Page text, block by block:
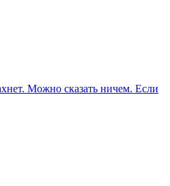
Можно сказать ничем. Если